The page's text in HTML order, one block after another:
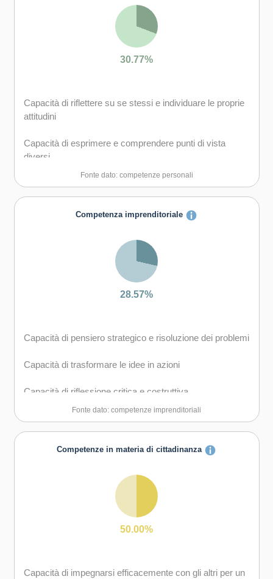
30.77%
Capacità di riflettere su se stessi e individuare le proprie
attitudini
Capacità di esprimere e comprendere punti di vista
diversi
prendere decisioni
Capacità di gestire il proprio apprendimento e la propria
Fonte dato: competenze personali
Competenza imprenditoriale
28.57%
Capacità di pensiero strategico e risoluzione dei problemi
Capacità di trasformare le idee in azioni
Capacità di riflessione critica e costruttiva
Fonte dato: competenze imprenditoriali
Competenze in materia di cittadinanza
50.00%
Capacità di impegnarsi efficacemente con gli altri per un